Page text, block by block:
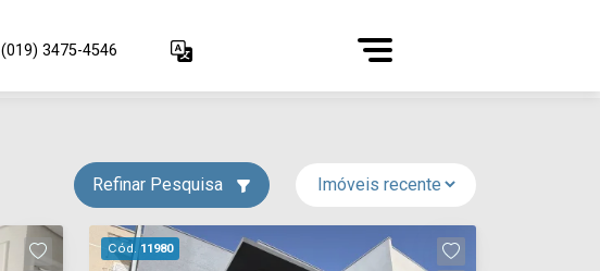
(019) 3475-4546
Refinar Pesquisa
Cód. 11980